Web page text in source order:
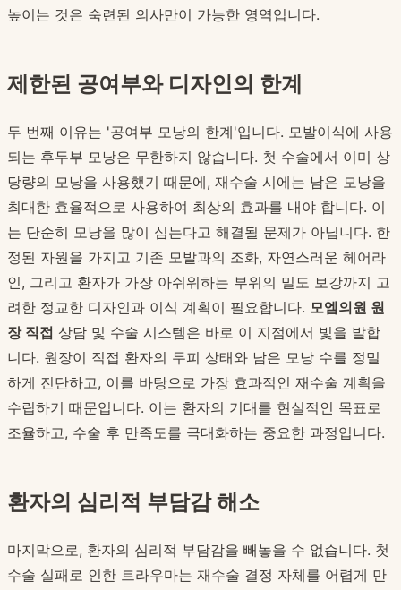
높이는 것은 숙련된 의사만이 가능한 영역입니다.
제한된 공여부와 디자인의 한계
두 번째 이유는 '공여부 모낭의 한계'입니다. 모발이식에 사용
되는 후두부 모낭은 무한하지 않습니다. 첫 수술에서 이미 상
당량의 모낭을 사용했기 때문에, 재수술 시에는 남은 모낭을
최대한 효율적으로 사용하여 최상의 효과를 내야 합니다. 이
는 단순히 모낭을 많이 심는다고 해결될 문제가 아닙니다. 한
정된 자원을 가지고 기존 모발과의 조화, 자연스러운 헤어라
인, 그리고 환자가 가장 아쉬워하는 부위의 밀도 보강까지 고
려한 정교한 디자인과 이식 계획이 필요합니다. 모엠의원 원
장 직접 상담 및 수술 시스템은 바로 이 지점에서 빛을 발합
니다. 원장이 직접 환자의 두피 상태와 남은 모낭 수를 정밀
하게 진단하고, 이를 바탕으로 가장 효과적인 재수술 계획을
수립하기 때문입니다. 이는 환자의 기대를 현실적인 목표로
조율하고, 수술 후 만족도를 극대화하는 중요한 과정입니다.
환자의 심리적 부담감 해소
마지막으로, 환자의 심리적 부담감을 빼놓을 수 없습니다. 첫
수술 실패로 인한 트라우마는 재수술 결정 자체를 어렵게 만